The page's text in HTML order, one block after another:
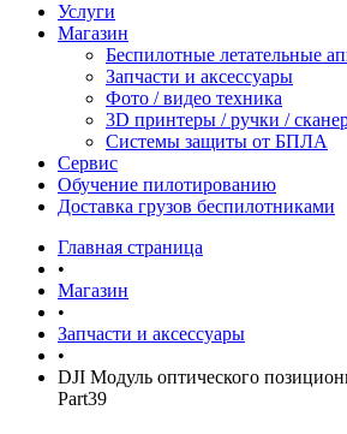
Услуги
Магазин
Беспилотные летательные
Запчасти и аксессуары
Фото / видео техника
3D принтеры / ручки /
Системы защиты от БПЛА
Сервис
Обучение пилотированию
Доставка грузов беспилотниками
Главная страница
•
Магазин
•
Запчасти и аксессуары
•
DJI Модуль оптического
Part39